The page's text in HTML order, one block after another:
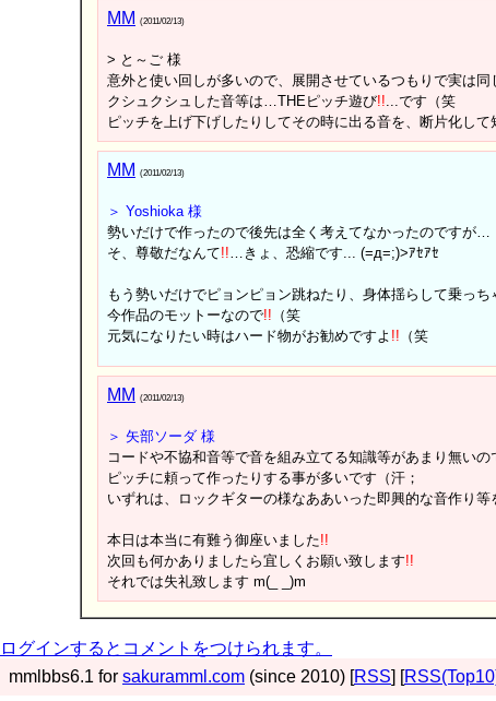
MM (2011/02/13)
> と～ご 様
意外と使い回しが多いので、展開させているつもりで実は
クシュクシュした音等は…THEピッチ遊び!! ...です（笑
ピッチを上げ下げしたりしてその時に出る音を、断片化し
MM (2011/02/13)
＞ Yoshioka 様
勢いだけで作ったので後先は全く考えてなかったのですが…
そ、尊敬だなんて!! …きょ、恐縮です... (=д=;)>ｱｾｱｾ
もう勢いだけでピョンピョン跳ねたり、身体揺らして乗っち
今作品のモットーなので!! （笑
元気になりたい時はハード物がお勧めですよ !! （笑
MM (2011/02/13)
＞ 矢部ソーダ 様
コードや不協和音等で音を組み立てる知識等があまり無いの
ピッチに頼って作ったりする事が多いです（汗；
いずれは、ロックギターの様なああいった即興的な音作り
本日は本当に有難う御座いました!!
次回も何かありましたら宜しくお願い致します!!
それでは失礼致します m(_ _)m
ログインするとコメントをつけられます。
mmlbbs6.1 for sakuramml.com (since 2010) [RSS] [